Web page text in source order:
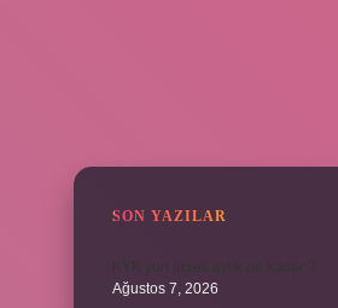
SON YAZILAR
Ağustos 7, 2026